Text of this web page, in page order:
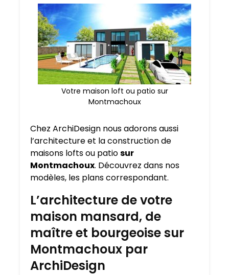
Votre maison loft ou patio sur
Montmachoux
Chez ArchiDesign nous adorons aussi
l’architecture et la construction de
maisons lofts ou patiosur
Montmachoux. Découvrez dans nos
modèles, les plans correspondant.
L’architecture de votre
maison mansard, de
maître et bourgeoise sur
Montmachoux par
ArchiDesign